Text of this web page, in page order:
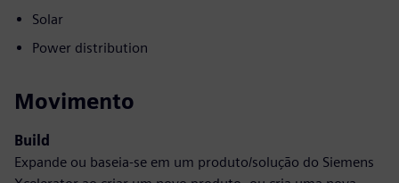
Solar
Power distribution
Movimento
Build
Expande ou baseia-se em um produto/solução do Siemens